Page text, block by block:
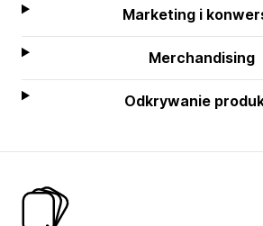
Marketing i
Merchandising
Odkrywanie